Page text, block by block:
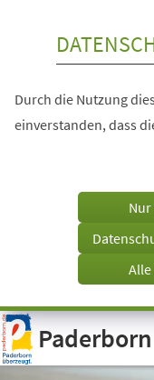
Visuelle
Assistenzsoftware
öffnen.
Durch die Nutzung
einverstanden, dass
Paderborn